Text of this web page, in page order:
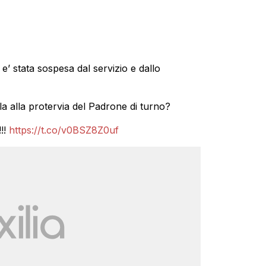
stata sospesa dal servizio e dallo
alla protervia del Padrone di turno?
https://t.co/v0BSZ8Z0uf